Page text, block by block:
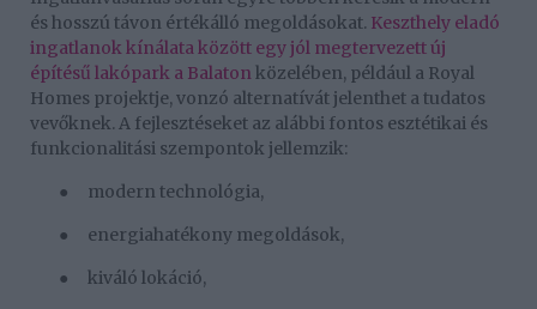
és hosszú távon értékálló megoldásokat. Keszthely eladó
ingatlanok kínálata között egy jól megtervezett új
építésű lakópark a Balatonközelében, például a Royal
Homes projektje, vonzó alternatívát jelenthet a tudatos
vevőknek. A fejlesztéseket az alábbi fontos esztétikai és
funkcionalitási szempontok jellemzik:
●
modern technológia,
●
energiahatékony megoldások,
●
kiváló lokáció,